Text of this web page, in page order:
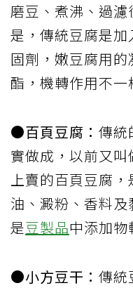
磨豆、煮沸、過
是，傳統豆腐是
固劑，嫩豆腐用
酯，機轉作用不一
●百頁豆腐： 傳統
實做成，以前又
上賣的百頁豆腐，
油、澱粉、香料
是豆製品中添加物
●小方豆干： 傳統